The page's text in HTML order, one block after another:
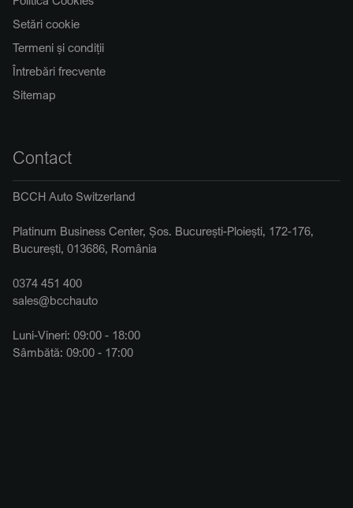
Setări cookie
Termeni și condiții
Întrebări frecvente
Sitemap
Contact
BCCH Auto Switzerland
Platinum Business Center, Șos. București-Ploiești, 172-176,
București, 013686, România
0374 451 400
sales@bcchauto
Luni-Vineri: 09:00 - 18:00
Sâmbătă: 09:00 - 17:00